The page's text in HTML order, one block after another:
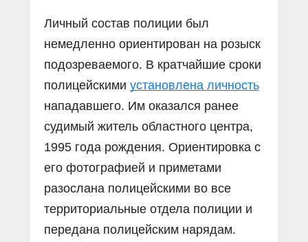
Личный состав полиции был
немедленно ориентирован на розыск
подозреваемого. В кратчайшие сроки
полицейскими установлена личность
нападавшего. Им оказался ранее
судимый житель областного центра,
1995 года рождения. Ориентировка с
его фотографией и приметами
разослана полицейскими во все
территориальные отдела полиции и
передана полицейским нарядам.